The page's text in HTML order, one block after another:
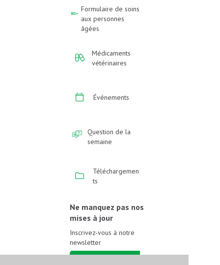
Formulaire de soins
aux personnes
âgées
Médicaments
vétérinaires
Événements
Question de la
semaine
Téléchargemen
ts
Ne manquez pas nos
mises à jour
Inscrivez-vous à notre
newsletter